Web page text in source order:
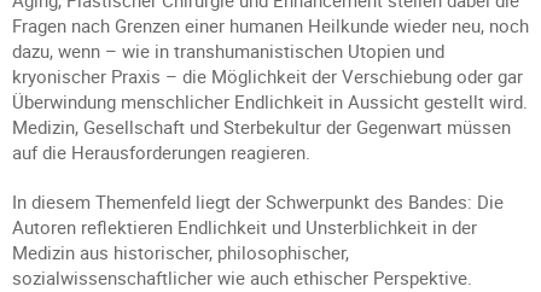
Fragen nach Grenzen einer humanen Heilkunde wieder neu, noch
dazu, wenn – wie in transhumanistischen Utopien und
kryonischer Praxis – die Möglichkeit der Verschiebung oder gar
Überwindung menschlicher Endlichkeit in Aussicht gestellt wird.
Medizin, Gesellschaft und Sterbekultur der Gegenwart müssen
auf die Herausforderungen reagieren.
In diesem Themenfeld liegt der Schwerpunkt des Bandes: Die
Autoren reflektieren Endlichkeit und Unsterblichkeit in der
Medizin aus historischer, philosophischer,
sozialwissenschaftlicher wie auch ethischer Perspektive.